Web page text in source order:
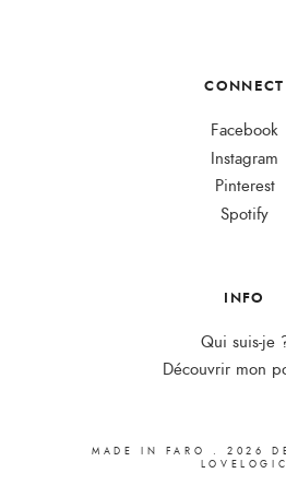
CONNECT
Facebook
Instagram
Pinterest
Spotify
INFO
Qui suis-je
Découvrir mon
MADE IN FARO .2026
LOVELOGIC